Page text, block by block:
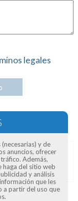
legales
y de
anuncios, ofrecer
Además,
haga del sitio web
y análisis
que les
a partir del uso que